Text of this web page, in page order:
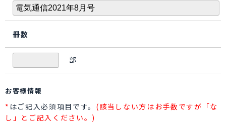
冊数
部
お客様情報
* はご記入必須項目です。 (該当しない方はお手数ですが「な
し」とご記入ください。)